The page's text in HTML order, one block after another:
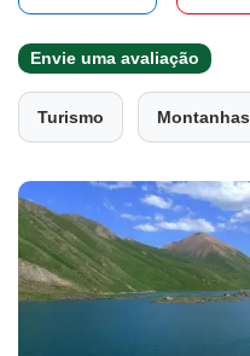
Envie uma avaliação
Turismo Montanhas